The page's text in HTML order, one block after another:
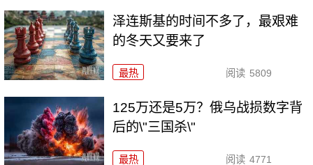
泽连斯基的时间不多了，最艰难
的冬天又要来了
最热 阅读 5809
125万还是5万？俄乌战损数字背
后的\"三国杀\"
最热 阅读 4771